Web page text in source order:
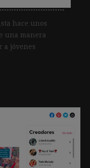
hace unos
una manera
a jóvenes